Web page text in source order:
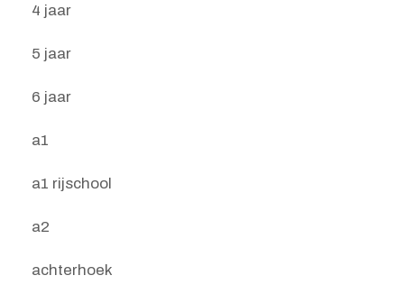
4 jaar
5 jaar
6 jaar
a1
a1 rijschool
a2
achterhoek